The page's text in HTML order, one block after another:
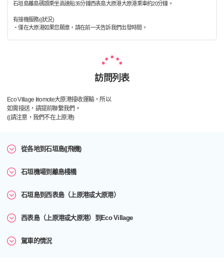
石垣島離島碼頭乘坐高速船35分鐘西表島大原港大原港乘車約20分鐘。
有接機服務((狀況)
・僅在大原港如果您願意，請在前一天告訴我們出發時間。
訪問列表
Eco Village Iriomote大原港接收運輸，所以
如需接送，請提前聯繫我們。
((請注意，我們不在上原港)
從各地到石垣島((飛機)
石垣機場到離島棧橋
石垣島到西表島（上原港或大原港）
西表島（上原港或大原港）到Eco Village
駕車的情況